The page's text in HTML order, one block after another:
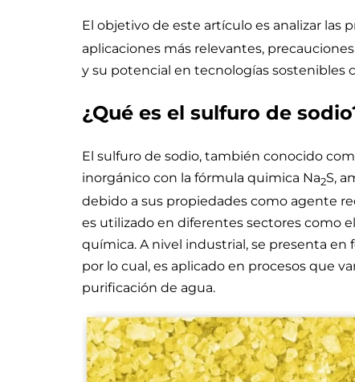
El objetivo de este artículo es analizar las
aplicaciones más relevantes,
y su potencial en tecnologías sostenibles
¿Qué es el sulfuro de
El sulfuro de sodio, también conocido
inorgánico con la fórmula quimica Na2S,
debido a sus propiedades como agente
es utilizado en diferentes sectores como
química. A nivel industrial, se presenta en
por lo cual, es aplicado en procesos que
purificación de agua.